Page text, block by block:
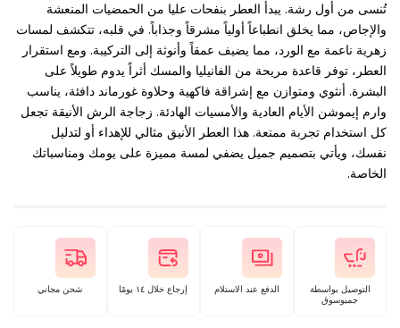
تُنسى من أول رشة. يبدأ العطر بنفحات عليا من الحمضيات المنعشة
والإجاص، مما يخلق انطباعاً أولياً مشرقاً وجذاباً. في قلبه، تتكشف لمسات
زهرية ناعمة مع الورد، مما يضيف عمقاً وأنوثة إلى التركيبة. ومع استقرار
العطر، توفر قاعدة مريحة من الفانيليا والمسك أثراً يدوم طويلاً على
البشرة. أنثوي ومتوازن مع إشراقة فاكهية وحلاوة غورماند دافئة، يناسب
وارم إيموشن الأيام العادية والأمسيات الهادئة. زجاجة الرش الأنيقة تجعل
كل استخدام تجربة ممتعة. هذا العطر الأنيق مثالي للإهداء أو لتدليل
نفسك، ويأتي بتصميم جميل يضفي لمسة مميزة على يومك ومناسباتك
الخاصة.
التوصيل بواسطة
جمبوسوق
الدفع عند الاستلام إرجاع خلال ١٤ يومًا شحن مجاني